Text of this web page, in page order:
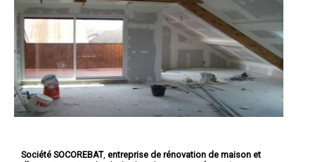
Société SOCOREBAT, entreprise de rénovation de maison et